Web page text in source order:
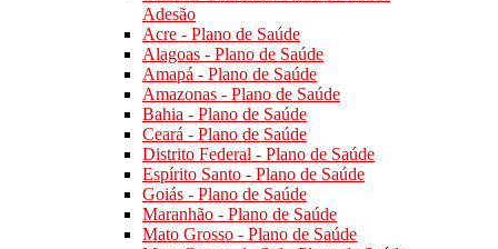
Adesão
Acre - Plano de Saúde
Alagoas - Plano de Saúde
Amapá - Plano de Saúde
Amazonas - Plano de Saúde
Bahia - Plano de Saúde
Ceará - Plano de Saúde
Distrito Federal - Plano de Saúde
Espírito Santo - Plano de Saúde
Goiás - Plano de Saúde
Maranhão - Plano de Saúde
Mato Grosso - Plano de Saúde